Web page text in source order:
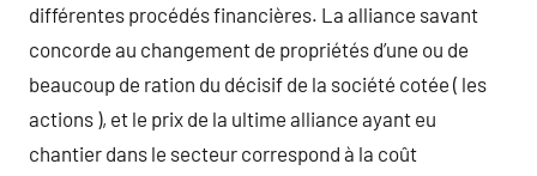
différentes procédés financières. La alliance savant
concorde au changement de propriétés d’une ou de
beaucoup de ration du décisif de la société cotée ( les
actions ), et le prix de la ultime alliance ayant eu
chantier dans le secteur correspond à la coût